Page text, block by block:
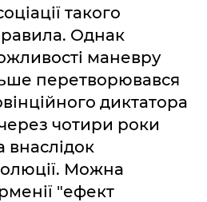
такого
Однак
маневру
перетворювався
диктатора
чотири роки
внаслідок
Можна
"ефект